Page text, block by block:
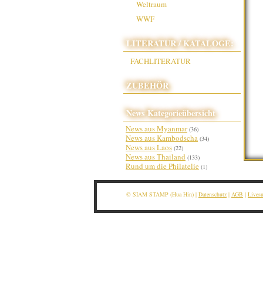
Weltraum
WWF
LITERATUR / KATALOGE:
FACHLITERATUR
ZUBEHÖR
News Kategorieübersicht
News aus Myanmar (36)
News aus Kambodscha (34)
News aus Laos (22)
News aus Thailand (133)
Rund um die Philatelie (1)
© SIAM STAMP (Hua Hin) | Datenschutz | AGB |